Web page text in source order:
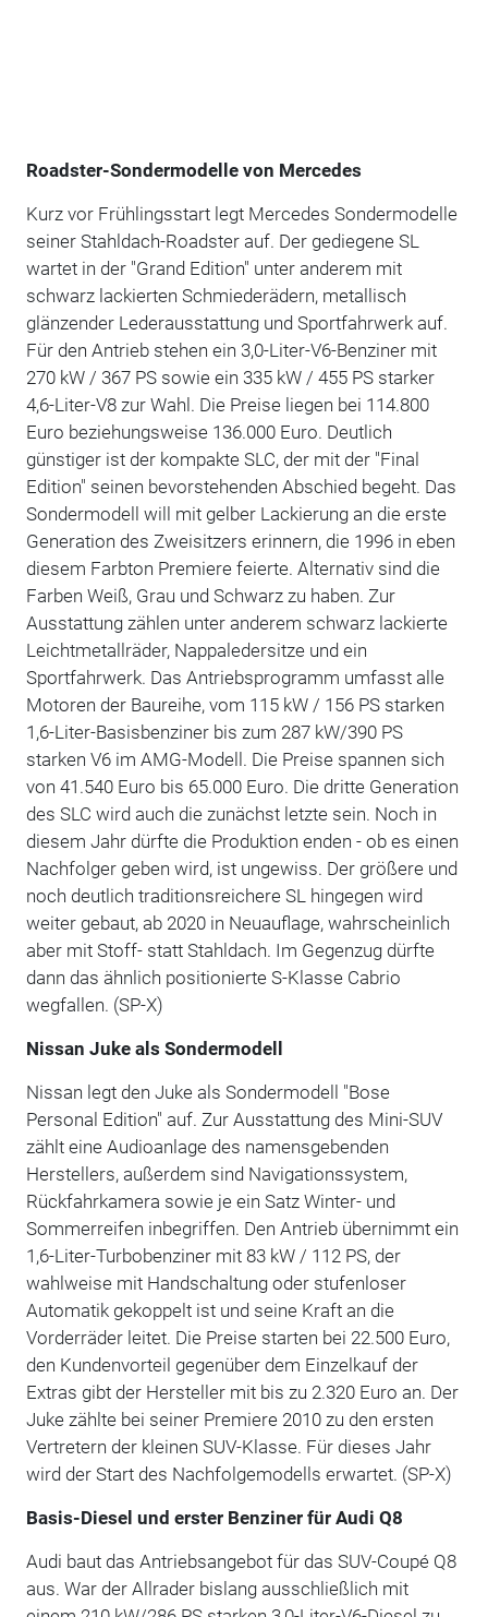
Roadster-Sondermodelle von Mercedes
Kurz vor Frühlingsstart legt Mercedes Sondermodelle
seiner Stahldach-Roadster auf. Der gediegene SL
wartet in der "Grand Edition" unter anderem mit
schwarz lackierten Schmiederädern, metallisch
glänzender Lederausstattung und Sportfahrwerk auf.
Für den Antrieb stehen ein 3,0-Liter-V6-Benziner mit
270 kW / 367 PS sowie ein 335 kW / 455 PS starker
4,6-Liter-V8 zur Wahl. Die Preise liegen bei 114.800
Euro beziehungsweise 136.000 Euro. Deutlich
günstiger ist der kompakte SLC, der mit der "Final
Edition" seinen bevorstehenden Abschied begeht. Das
Sondermodell will mit gelber Lackierung an die erste
Generation des Zweisitzers erinnern, die 1996 in eben
diesem Farbton Premiere feierte. Alternativ sind die
Farben Weiß, Grau und Schwarz zu haben. Zur
Ausstattung zählen unter anderem schwarz lackierte
Leichtmetallräder, Nappaledersitze und ein
Sportfahrwerk. Das Antriebsprogramm umfasst alle
Motoren der Baureihe, vom 115 kW / 156 PS starken
1,6-Liter-Basisbenziner bis zum 287 kW/390 PS
starken V6 im AMG-Modell. Die Preise spannen sich
von 41.540 Euro bis 65.000 Euro. Die dritte Generation
des SLC wird auch die zunächst letzte sein. Noch in
diesem Jahr dürfte die Produktion enden - ob es einen
Nachfolger geben wird, ist ungewiss. Der größere und
noch deutlich traditionsreichere SL hingegen wird
weiter gebaut, ab 2020 in Neuauflage, wahrscheinlich
aber mit Stoff- statt Stahldach. Im Gegenzug dürfte
dann das ähnlich positionierte S-Klasse Cabrio
wegfallen. (SP-X)
Nissan Juke als Sondermodell
Nissan legt den Juke als Sondermodell "Bose
Personal Edition" auf. Zur Ausstattung des Mini-SUV
zählt eine Audioanlage des namensgebenden
Herstellers, außerdem sind Navigationssystem,
Rückfahrkamera sowie je ein Satz Winter- und
Sommerreifen inbegriffen. Den Antrieb übernimmt ein
1,6-Liter-Turbobenziner mit 83 kW / 112 PS, der
wahlweise mit Handschaltung oder stufenloser
Automatik gekoppelt ist und seine Kraft an die
Vorderräder leitet. Die Preise starten bei 22.500 Euro,
den Kundenvorteil gegenüber dem Einzelkauf der
Extras gibt der Hersteller mit bis zu 2.320 Euro an. Der
Juke zählte bei seiner Premiere 2010 zu den ersten
Vertretern der kleinen SUV-Klasse. Für dieses Jahr
wird der Start des Nachfolgemodells erwartet. (SP-X)
Basis-Diesel und erster Benziner für Audi Q8
Audi baut das Antriebsangebot für das SUV-Coupé Q8
aus. War der Allrader bislang ausschließlich mit